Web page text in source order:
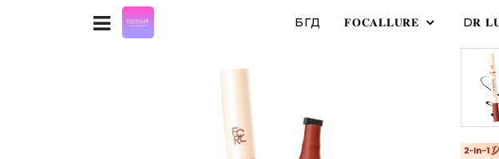
БҮГД 𝐅𝐎𝐂𝐀𝐋𝐋𝐔𝐑𝐄 D𝐑